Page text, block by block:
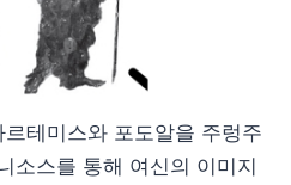
테미스와 포도알을 주렁주
소스를 통해 여신의 이미지